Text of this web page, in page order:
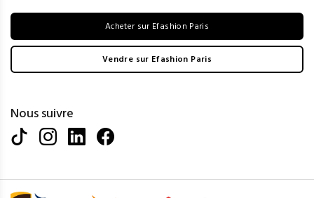
Acheter sur Efashion Paris
Vendre sur Efashion Paris
Nous suivre